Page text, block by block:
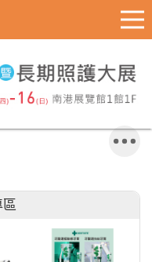
區